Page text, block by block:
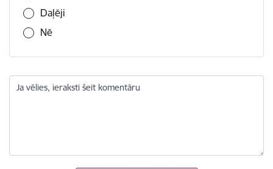
Daļēji
Nē
Ja vēlies, ieraksti šeit komentāru